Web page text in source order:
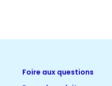
Foire aux questions